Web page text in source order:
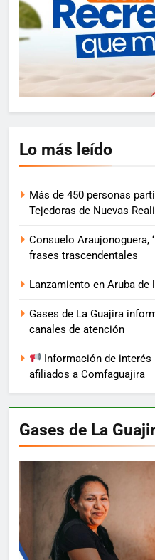
Lo más leído
Más de 450 personas
Tejedoras de Nuevas
Consuelo Araujonoguera,
frases trascendentales
Lanzamiento en Aruba de
Gases de La Guajira
canales de atención
Información de
afiliados a Comfaguajira
Gases de La